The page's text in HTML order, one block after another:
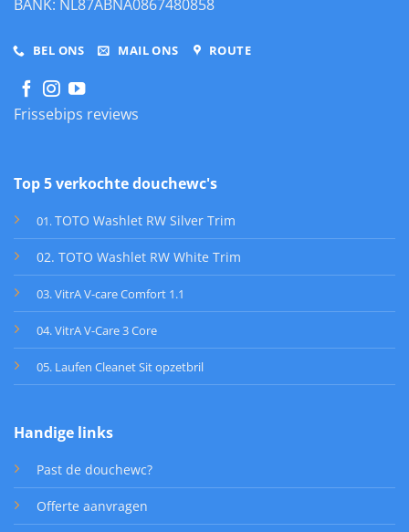
BANK: NL87ABNA0867480858
BEL ONS MAIL ONS ROUTE
Frissebips reviews
Top 5 verkochte douchewc's
01 . TOTO Washlet RW Silver Trim
02. TOTO Washlet RW White Trim
03. VitrA V-care Comfort 1.1
04. VitrA V-Care 3 Core
05. Laufen Cleanet Sit opzetbril
Handige links
Past de douchewc?
Offerte aanvragen